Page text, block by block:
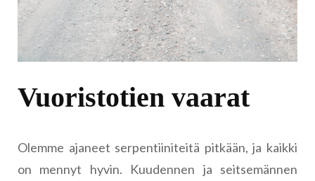
Vuoristotien vaarat
Olemme ajaneet serpentiiniteitä pitkään, ja kaikki
on mennyt hyvin. Kuudennen ja seitsemännen